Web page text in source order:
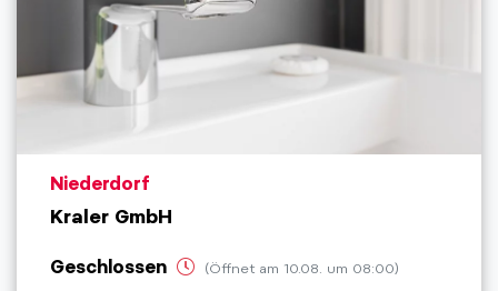
aria.poi_location_prefix
Niederdorf
Kraler GmbH
Geschlossen (Öffnet am 10.08. um 08:00)